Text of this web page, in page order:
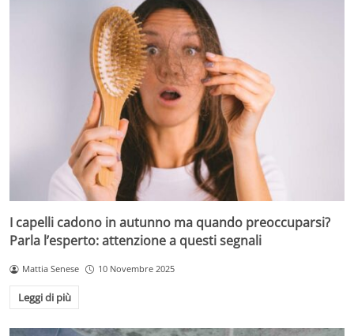
I capelli cadono in autunno ma quando preoccuparsi?
Parla l’esperto: attenzione a questi segnali
Mattia Senese 10 Novembre 2025
Leggi di più